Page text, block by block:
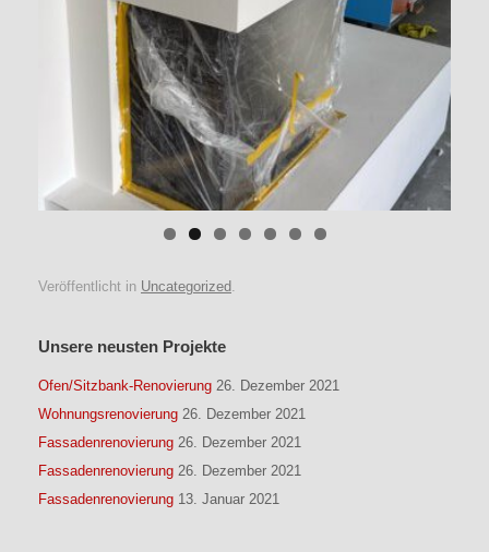
Veröffentlicht in Uncategorized
Unsere neusten Projekte
Ofen/Sitzbank-Renovierung 26. Dezember 2021
Wohnungsrenovierung 26. Dezember 2021
Fassadenrenovierung 26. Dezember 2021
Fassadenrenovierung 26. Dezember 2021
Fassadenrenovierung 13. Januar 2021